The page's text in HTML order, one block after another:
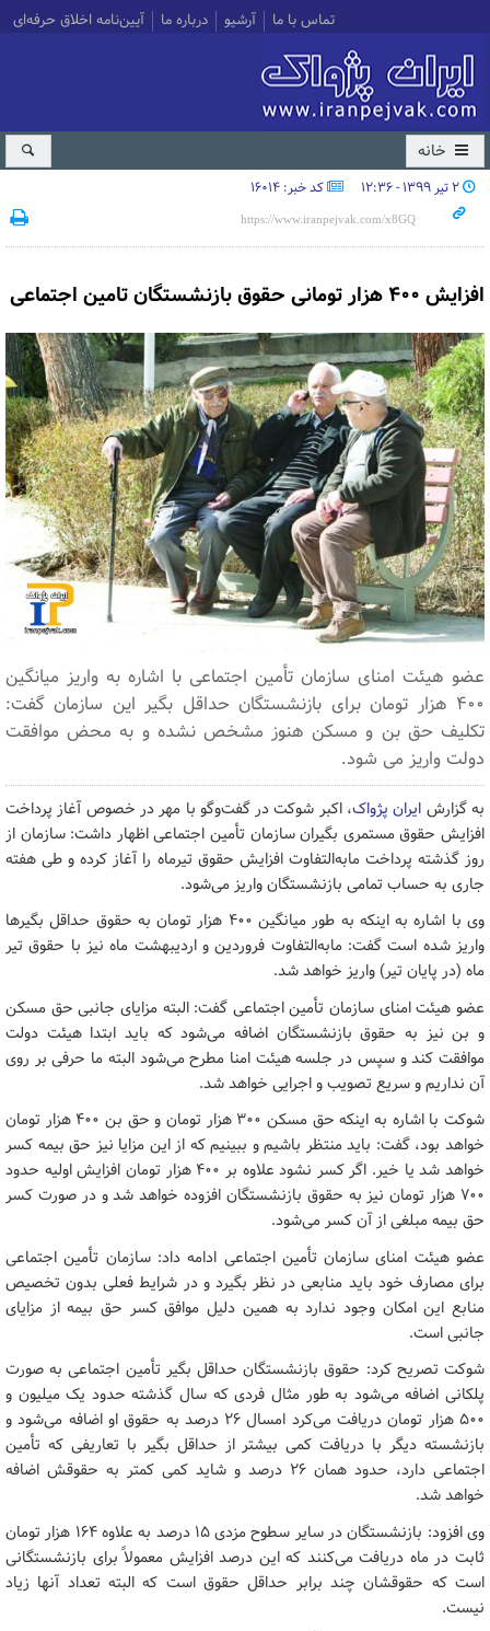
تماس با ما آرشیو درباره ما آیین‌نامه اخلاق حرفه‌ای
خانه
۲ تیر ۱۳۹۹ - ۱۲:۳۶ کد خبر: 16014
افزایش ۴۰۰ هزار تومانی حقوق بازنشستگان تامین اجتماعی
عضو هیئت امنای سازمان تأمین اجتماعی با اشاره به واریز میانگین
۴۰۰ هزار تومان برای بازنشستگان حداقل بگیر این سازمان گفت:
تکلیف حق بن و مسکن هنوز مشخص نشده و به محض موافقت
دولت واریز می شود.
به گزارش ایران پژواک، اکبر شوکت در گفت‌وگو با مهر در خصوص آغاز پرداخت
افزایش حقوق مستمری بگیران سازمان تأمین اجتماعی اظهار داشت: سازمان از
روز گذشته پرداخت مابه‌التفاوت افزایش حقوق تیرماه را آغاز کرده و طی هفته
جاری به حساب تمامی بازنشستگان واریز می‌شود.
وی با اشاره به اینکه به طور میانگین ۴۰۰ هزار تومان به حقوق حداقل بگیرها
واریز شده است گفت: مابه‌التفاوت فروردین و اردیبهشت ماه نیز با حقوق تیر
ماه (در پایان تیر) واریز خواهد شد.
عضو هیئت امنای سازمان تأمین اجتماعی گفت: البته مزایای جانبی حق مسکن
و بن نیز به حقوق بازنشستگان اضافه می‌شود که باید ابتدا هیئت دولت
موافقت کند و سپس در جلسه هیئت امنا مطرح می‌شود البته ما حرفی بر روی
آن نداریم و سریع تصویب و اجرایی خواهد شد.
شوکت با اشاره به اینکه حق مسکن ۳۰۰ هزار تومان و حق بن ۴۰۰ هزار تومان
خواهد بود، گفت: باید منتظر باشیم و ببینیم که از این مزایا نیز حق بیمه کسر
خواهد شد یا خیر. اگر کسر نشود علاوه بر ۴۰۰ هزار تومان افزایش اولیه حدود
۷۰۰ هزار تومان نیز به حقوق بازنشستگان افزوده خواهد شد و در صورت کسر
حق بیمه مبلغی از آن کسر می‌شود.
عضو هیئت امنای سازمان تأمین اجتماعی ادامه داد: سازمان تأمین اجتماعی
برای مصارف خود باید منابعی در نظر بگیرد و در شرایط فعلی بدون تخصیص
منابع این امکان وجود ندارد به همین دلیل موافق کسر حق بیمه از مزایای
جانبی است.
شوکت تصریح کرد: حقوق بازنشستگان حداقل بگیر تأمین اجتماعی به صورت
پلکانی اضافه می‌شود به طور مثال فردی که سال گذشته حدود یک میلیون و
۵۰۰ هزار تومان دریافت می‌کرد امسال ۲۶ درصد به حقوق او اضافه می‌شود و
بازنشسته دیگر با دریافت کمی بیشتر از حداقل بگیر با تعاریفی که تأمین
اجتماعی دارد، حدود همان ۲۶ درصد و شاید کمی کمتر به حقوقش اضافه
خواهد شد.
وی افزود: بازنشستگان در سایر سطوح مزدی ۱۵ درصد به علاوه ۱۶۴ هزار تومان
ثابت در ماه دریافت می‌کنند که این درصد افزایش معمولاً برای بازنشستگانی
است که حقوقشان چند برابر حداقل حقوق است که البته تعداد آنها زیاد
نیست.